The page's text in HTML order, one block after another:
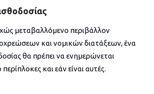
μεταβαλλόμενο περιβάλλον
και νομικών διατάξεων, ένα
θα πρέπει να ενημερώνεται
και εάν είναι αυτές.